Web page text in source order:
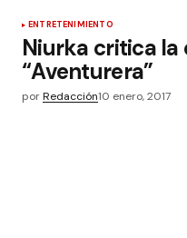
ENTRETENIMIENTO
Niurka critica la
“Aventurera”
porRedacción10 enero, 2017